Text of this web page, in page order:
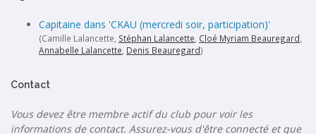
Capitaine dans 'CKAU (mercredi soir, participation)'
(Camille Lalancette, Stéphan Lalancette Cloé Myriam Beauregard
Annabelle Lalancette Denis Beauregard)
Contact
Vous devez être membre actif du club pour voir les
informations de contact. Assurez-vous d'être connecté et que